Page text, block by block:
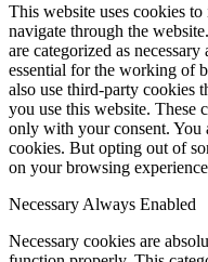
This website uses cookies
navigate through the
are categorized as
essential for the working of
also use third-party cookies
you use this website. These
only with your consent. You
cookies. But opting out of
on your browsing
Necessary Always Enabled
Necessary cookies are